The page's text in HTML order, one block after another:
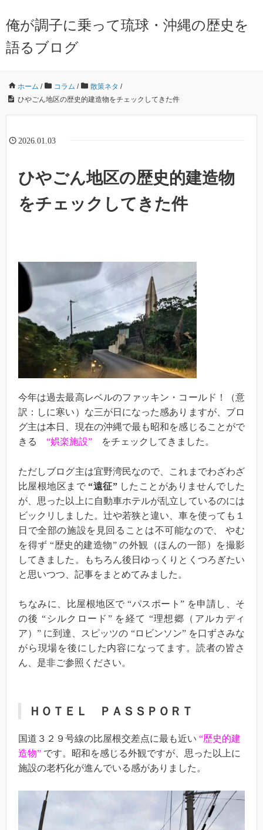
俺が調子に乗って琉球・沖縄の歴史を
語るブログ
ホーム / コラム / 散策ネタ /
ひやごん地区の歴史的建造物をチェックしてきた件
2026.01.03
ひやごん地区の歴史的建造物
をチェックしてきた件
今年は過去最高レベルのファッキン・コールド！（意
訳：しに寒い）な三が日になった感ありますが、ブロ
グ主は本日、現在の沖縄で最も昭和を感じることがで
きる “娯楽施設” をチェックしてきました。
ただしブログ主は宜野湾民なので、これまでわざわざ
比屋根地区まで“遠征”したことがありませんでした
が、思った以上に自動車ホテルが乱立しているのには
ビックリしました。辻や若狭と違い、車を使っても１
日で全部の施設を見回ることは不可能なので、 やむ
を得ず “歴史的建造物” の外観（ほんの一部）を撮影
してきました。もちろん後日ゆっくりとくつろぎたい
と思いつつ、記事をまとめてみました。
ちなみに、比屋根地区で “パスポート” を申請し、そ
の後 “シルクロード” を経て “理想郷（アルカディ
ア）” に到達、スピッツの “ロビンソン” を口ずさみな
がら現場を後にした内容になってます。読者の皆さ
ん、是非ご参照ください。
ＨＯＴＥＬ ＰＡＳＳＰＯＲＴ
国道３２９号線の比屋根交差点に最も近い “歴史的建
造物” です。昭和を感じる外観ですが、思った以上に
施設の老朽化が進んでいる感がありました。